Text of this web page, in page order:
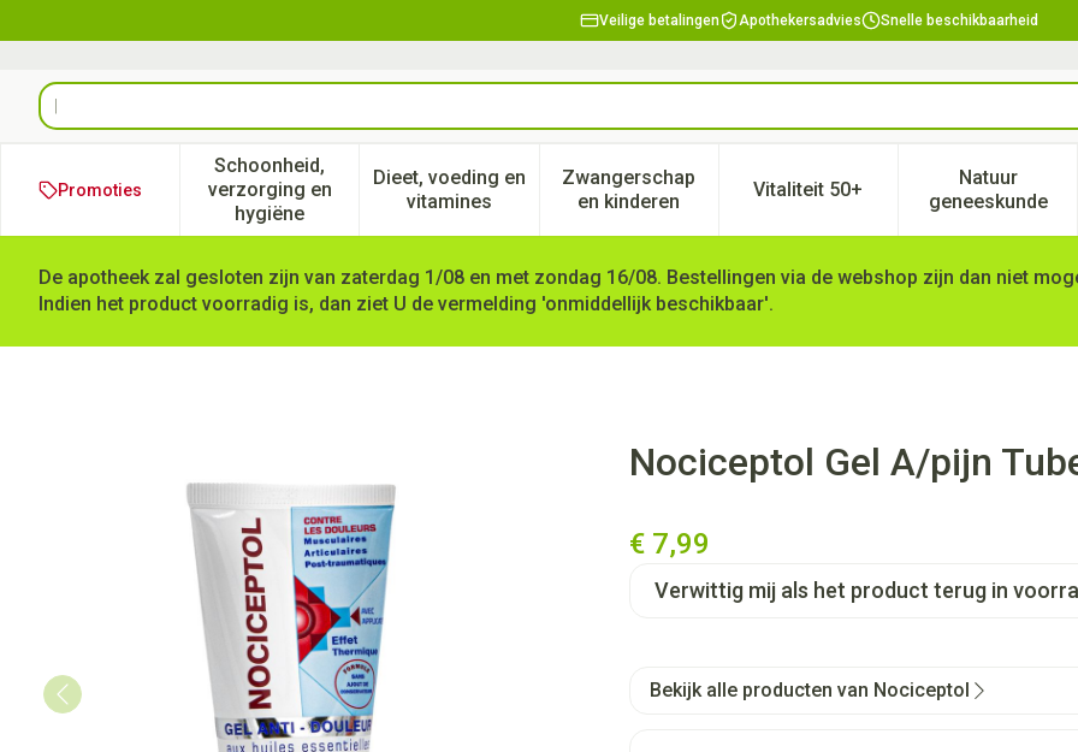
Veilige betalingen Apothekersadvies Snelle beschikbaarheid
Product, merk, categorie...
Promoties
Schoonheid,
verzorging en
hygiëne
Toon submenu voor Schoonheid, verzorging en hygiëne categorie
Dieet, voeding en
vitaminesToon submenu voor Dieet, voeding en vitamines categorie
Zwangerschap
en kinderenToon submenu voor Zwangerschap en kinderen
Vitaliteit 50+Toon submenu voor Vitaliteit
Natuur
geneeskunde
Toon
De apotheek zal gesloten zijn van zaterdag 1/08 en met zondag 16/08. Bestellingen via de webshop zijn dan niet
Indien het product voorradig is, dan ziet U de vermelding 'onmiddellijk beschikbaar'.
Nociceptol Gel A/pijn
€ 7,99
Verwittig mij als het product terug in
Bekijk alle producten van Nociceptol